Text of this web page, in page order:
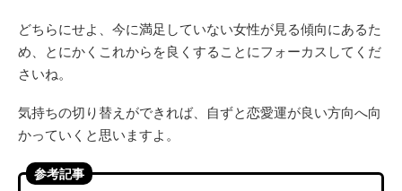
どちらにせよ、今に満足していない女性が見る傾向にあるた
め、とにかくこれからを良くすることにフォーカスしてくだ
さいね。
気持ちの切り替えができれば、自ずと恋愛運が良い方向へ向
かっていくと思いますよ。
参考記事